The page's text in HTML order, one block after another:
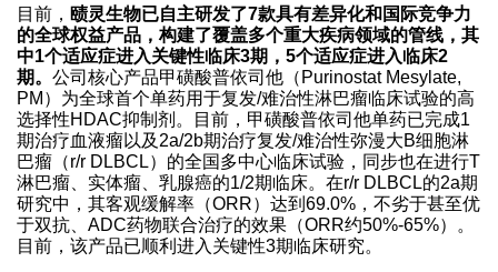
目前， 赜灵生物已自主研发了7款具有差异化和国际竞争力
的全球权益产品，构建了覆盖多个重大疾病领域的管线，其
中1个适应症进入关键性临床3期，5个适应症进入临床2
期。 公司核心产品甲磺酸普依司他（Purinostat Mesylate,
PM）为全球首个单药用于复发/难治性淋巴瘤临床试验的高
选择性HDAC抑制剂。目前，甲磺酸普依司他单药已完成1
期治疗血液瘤以及2a/2b期治疗复发/难治性弥漫大B细胞淋
巴瘤（r/r DLBCL）的全国多中心临床试验，同步也在进行T
淋巴瘤、实体瘤、乳腺癌的1/2期临床。在r/r DLBCL的2a期
研究中，其客观缓解率（ORR）达到69.0%，不劣于甚至优
于双抗、ADC药物联合治疗的效果（ORR约50%-65%）。
目前，该产品已顺利进入关键性3期临床研究。